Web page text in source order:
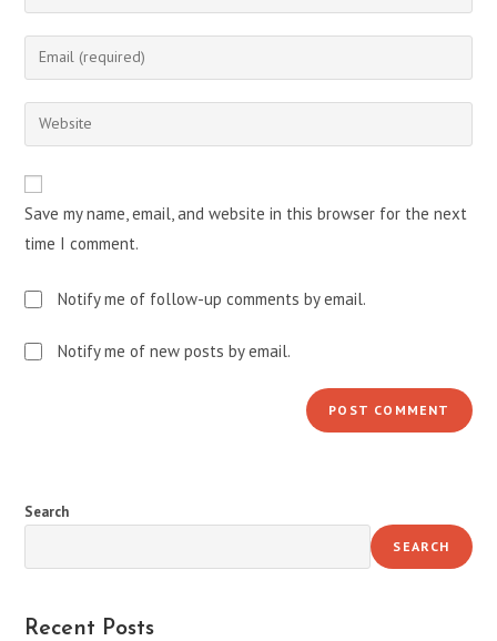
your
name
comment
Enter
your
email
address
Enter
your
URL
(optional)
Save my name, email, and website in this browser for the next
time I comment.
Notify me of follow-up comments by email.
Notify me of new posts by email.
Search
SEARCH
Recent Posts